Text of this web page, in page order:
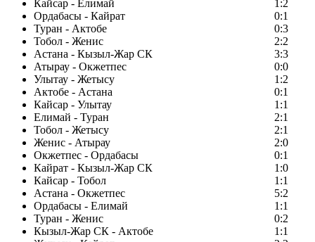
Кайсар - Елимай
1:2
Ордабасы - Кайрат
0:1
Туран - Актобе
0:3
Тобол - Женис
2:2
Астана - Кызыл-Жар СК
3:3
Атырау - Окжетпес
0:0
Улытау - Жетысу
1:2
Актобе - Астана
0:1
Кайсар - Улытау
1:1
Елимай - Туран
2:1
Тобол - Жетысу
2:1
Женис - Атырау
2:0
Окжетпес - Ордабасы
0:1
Кайрат - Кызыл-Жар СК
1:0
Кайсар - Тобол
1:1
Астана - Окжетпес
5:2
Ордабасы - Елимай
1:1
Туран - Женис
0:2
Кызыл-Жар СК - Актобе
1:1